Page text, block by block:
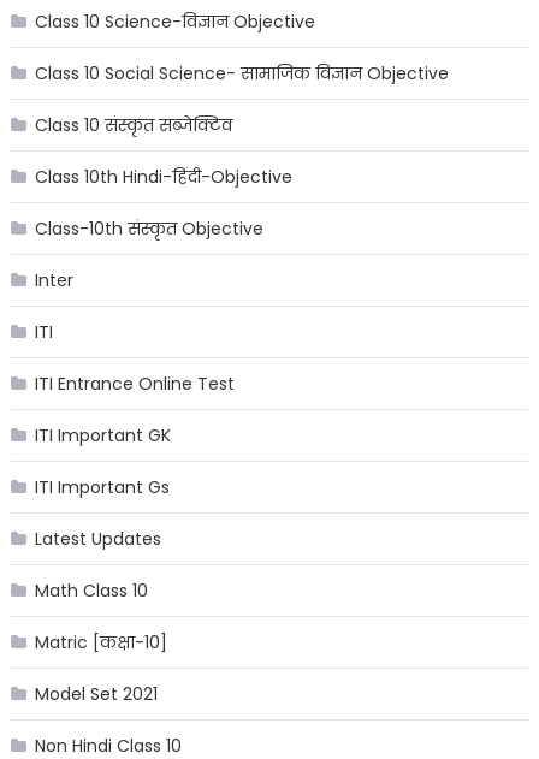
Class 10 Science-विज्ञान Objective
Class 10 Social Science- सामाजिक विज्ञान Objective
Class 10 संस्कृत सब्जेक्टिव
Class 10th Hindi-हिंदी-Objective
Class-10th संस्कृत Objective
Inter
ITI
ITI Entrance Online Test
ITI Important GK
ITI Important Gs
Latest Updates
Math Class 10
Matric [कक्षा-10]
Model Set 2021
Non Hindi Class 10